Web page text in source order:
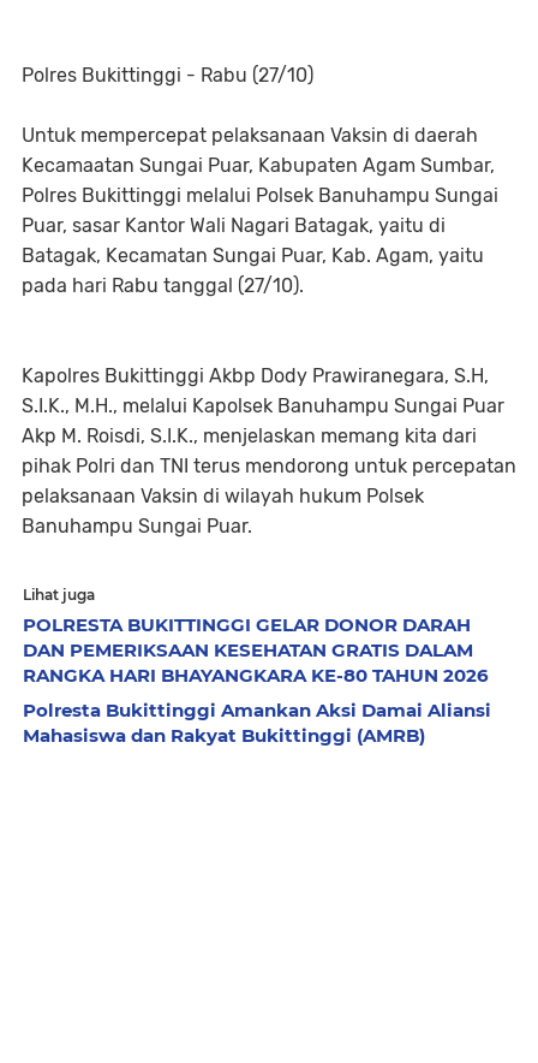
Polres Bukittinggi - Rabu (27/10)
Untuk mempercepat pelaksanaan Vaksin di daerah
Kecamaatan Sungai Puar, Kabupaten Agam Sumbar,
Polres Bukittinggi melalui Polsek Banuhampu Sungai
Puar, sasar Kantor Wali Nagari Batagak, yaitu di
Batagak, Kecamatan Sungai Puar, Kab. Agam, yaitu
pada hari Rabu tanggal (27/10).
Kapolres Bukittinggi Akbp Dody Prawiranegara, S.H,
S.I.K., M.H., melalui Kapolsek Banuhampu Sungai Puar
Akp M. Roisdi, S.I.K., menjelaskan memang kita dari
pihak Polri dan TNI terus mendorong untuk percepatan
pelaksanaan Vaksin di wilayah hukum Polsek
Banuhampu Sungai Puar.
Lihat juga
POLRESTA BUKITTINGGI GELAR DONOR DARAH
DAN PEMERIKSAAN KESEHATAN GRATIS DALAM
RANGKA HARI BHAYANGKARA KE-80 TAHUN 2026
Polresta Bukittinggi Amankan Aksi Damai Aliansi
Mahasiswa dan Rakyat Bukittinggi (AMRB)